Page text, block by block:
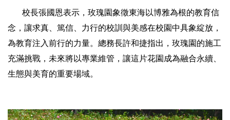
校長張國恩表示，玫瑰園象徵東海以博雅為根的教育信
念，讓求真、篤信、力行的校訓與美感在校園中具象綻放，
為教育注入前行的力量。總務長許和捷指出，玫瑰園的施工
充滿挑戰，未來將以專業維管，讓這片花園成為融合永續、
生態與美育的重要場域。